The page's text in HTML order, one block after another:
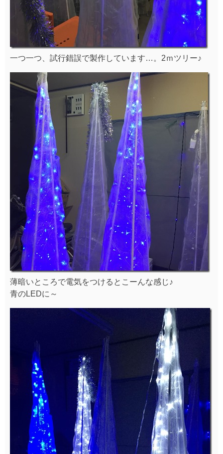
一つ一つ、試行錯誤で製作しています…。2ｍツリー♪
薄暗いところで電気をつけるとこーんな感じ♪
青のLEDに～